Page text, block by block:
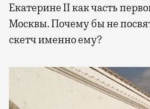
Екатерине II как часть
Москвы. Почему бы не
скетч именно ему?